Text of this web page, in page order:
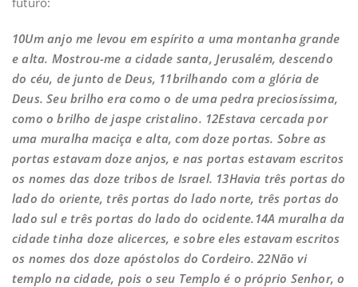
10Um anjo me levou em espírito a uma montanha grande
e alta. Mostrou-me a cidade santa, Jerusalém, descendo
do céu, de junto de Deus, 11brilhando com a glória de
Deus. Seu brilho era como o de uma pedra preciosíssima,
como o brilho de jaspe cristalino. 12Estava cercada por
uma muralha maciça e alta, com doze portas. Sobre as
portas estavam doze anjos, e nas portas estavam escritos
os nomes das doze tribos de Israel. 13Havia três portas do
lado do oriente, três portas do lado norte, três portas do
lado sul e três portas do lado do ocidente.14A muralha da
cidade tinha doze alicerces, e sobre eles estavam escritos
os nomes dos doze apóstolos do Cordeiro. 22Não vi
templo na cidade, pois o seu Templo é o próprio Senhor, o